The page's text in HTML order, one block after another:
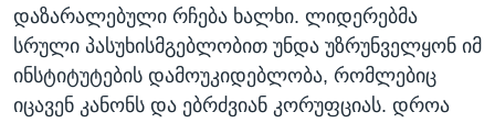
დაზარალებული რჩება ხალხი. ლიდერებმა
სრული პასუხისმგებლობით უნდა უზრუნველყონ იმ
ინსტიტუტების დამოუკიდებლობა, რომლებიც
იცავენ კანონს და ებრძვიან კორუფციას. დროა